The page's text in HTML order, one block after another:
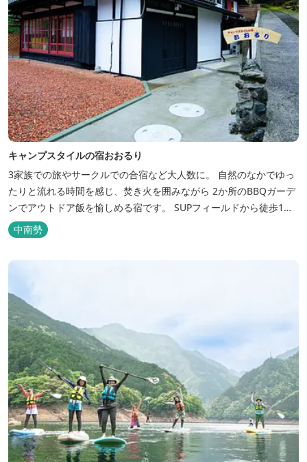
キャンプスタイルの宿おおるり
3家族での旅やサークルでの合宿など大人数に。 自然のなかでゆっ
たりと流れる時間を感じ、焚き火を囲みながら 2か所のBBQガーデ
ンでアウトドア飯を愉しめる宿です。 SUPフィールドから徒歩1
分。絶景に囲まれた水上アクティビティも満喫したい方へ。
中南勢